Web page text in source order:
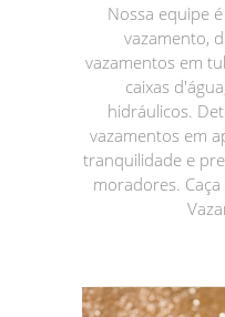
Nossa equipe
vazamento,
vazamentos em
caixas
hidráulicos.
vazamentos em
tranquilidade e
moradores.